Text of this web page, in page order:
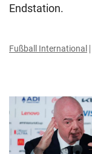
Endstation.
Fußball International